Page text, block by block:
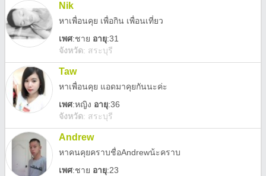
Nik
หาเพื่อนคุย เพื่อกิน เพื่อนเที่ยว
เพศ:ชาย อายุ:31
จังหวัด: สระบุรี
Taw
หาเพื่อนคุย แอดมาคุยกันนะค่ะ
เพศ:หญิง อายุ:36
จังหวัด: สระบุรี
Andrew
หาคนคุยคราบชื่อAndrewน้ะคราบ
เพศ:ชาย อายุ:23